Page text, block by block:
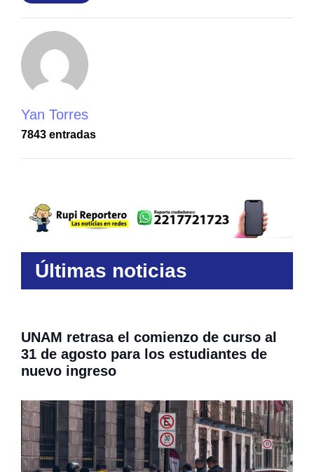
Yan Torres
7843 entradas
Últimas noticias
UNAM retrasa el comienzo de curso al
31 de agosto para los estudiantes de
nuevo ingreso